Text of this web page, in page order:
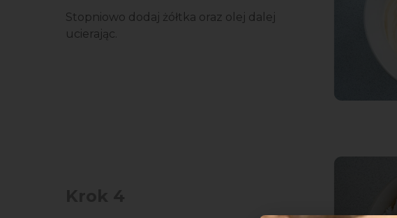
Stopniowo dodaj żółtka oraz olej dalej
ucierając.